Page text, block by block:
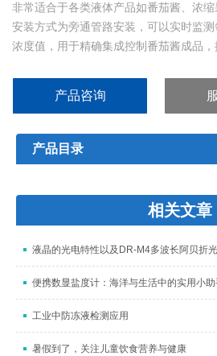
非常适合于各类液体产品如番茄酱、浓缩
安装方式为旁通管路安装，可以实时监
浓度值，用于精确集成控制番茄酱成品
在线浓度计，高可靠性和高精度能为用
产品咨询
产品目录
相关文章
液晶的光电特性以及DR-M4多波长阿贝折
便携数显盐度计：海洋与生活中的实用小助
工业中防冻液检测应用
暑假到了，关注儿童饮食营养与健康